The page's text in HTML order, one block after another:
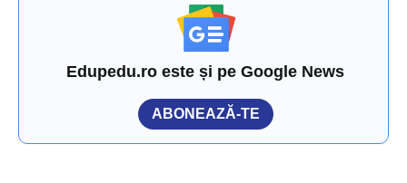
Edupedu.ro este și pe Google News
ABONEAZĂ-TE